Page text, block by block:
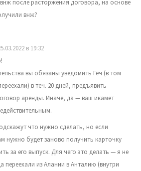
после расторжения договора, на основе
внж?
в 19:32
вы обязаны уведомить Гёч (в том
в теч. 20 дней, предъявить
аренды. Иначе, да — ваш икамет
что нужно сделать, но если
нужно будет заново получить карточку
за его выпуск. Для чего это делать — я не
переехали из Алании в Анталию (внутри